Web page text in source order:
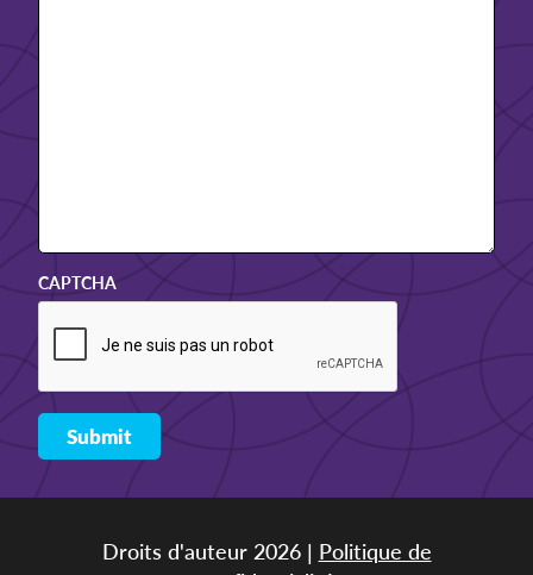
CAPTCHA
Droits d'auteur 2026 | Politique de